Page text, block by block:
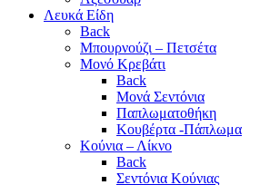
Λευκά Είδη
Back
Μπουρνούζι – Πετσέτα
Μονό Κρεβάτι
Back
Μονά Σεντόνια
Παπλωματοθήκη
Κουβέρτα -Πάπλωμα
Κούνια – Λίκνο
Back
Σεντόνια Κούνιας